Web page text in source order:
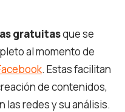
gratuitasque se
al momento de
. Estas facilitan
de contenidos,
las redes y su análisis.